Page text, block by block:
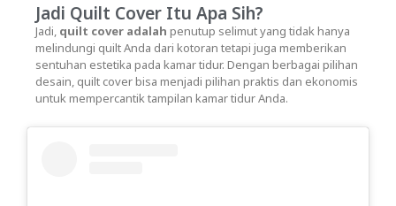
Jadi Quilt Cover Itu Apa Sih?
Jadi, quilt cover adalah penutup selimut yang tidak hanya
melindungi quilt Anda dari kotoran tetapi juga memberikan
sentuhan estetika pada kamar tidur. Dengan berbagai pilihan
desain, quilt cover bisa menjadi pilihan praktis dan ekonomis
untuk mempercantik tampilan kamar tidur Anda.